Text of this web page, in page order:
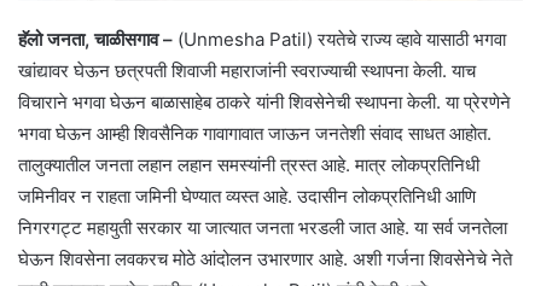
हॅलो जनता, चाळीसगाव – (Unmesha Patil) रयतेचे राज्य व्हावे यासाठी भगवा
खांद्यावर घेऊन छत्रपती शिवाजी महाराजांनी स्वराज्याची स्थापना केली. याच
विचाराने भगवा घेऊन बाळासाहेब ठाकरे यांनी शिवसेनेची स्थापना केली. या प्रेरणेने
भगवा घेऊन आम्ही शिवसैनिक गावागावात जाऊन जनतेशी संवाद साधत आहोत.
तालुक्यातील जनता लहान लहान समस्यांनी त्रस्त आहे. मात्र लोकप्रतिनिधी
जमिनीवर न राहता जमिनी घेण्यात व्यस्त आहे. उदासीन लोकप्रतिनिधी आणि
निगरगट्ट महायुती सरकार या जात्यात जनता भरडली जात आहे. या सर्व जनतेला
घेऊन शिवसेना लवकरच मोठे आंदोलन उभारणार आहे. अशी गर्जना शिवसेनेचे नेते